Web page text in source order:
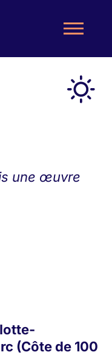
une œuvre
(Côte de 100